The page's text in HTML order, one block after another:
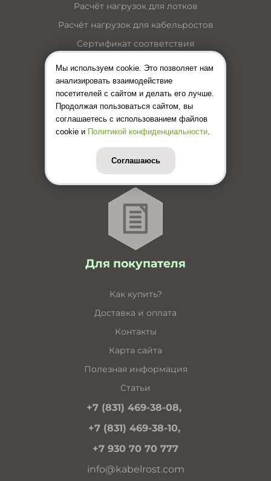
Расчёт нагрузок для лотков
Расчёт нагрузок для кабельростов
Сертификат соответствия
Пожарный сертификат
Каталог кабельные лотки
Каталог лестничные лотки
Каталог кабельные короба
Каталог несущие конструкции
Инструкция по монтажу лотков
Цены (Прайс-лист)
Для покупателя
Как купить?
Доставка и оплата
Контакты
Карта сайта
Полезная информация
Статьи
+7 (831) 469-38-08,
+7 (831) 469-38-10,
+7 930 70 70 777
info@kabelrost.com
Мы используем cookie. Это позволяет нам
анализировать взаимодействие
посетителей с сайтом и делать его лучше.
Продолжая пользоваться сайтом, вы
соглашаетесь с использованием файлов
cookie и Политикой конфиденциальности
Соглашаюсь